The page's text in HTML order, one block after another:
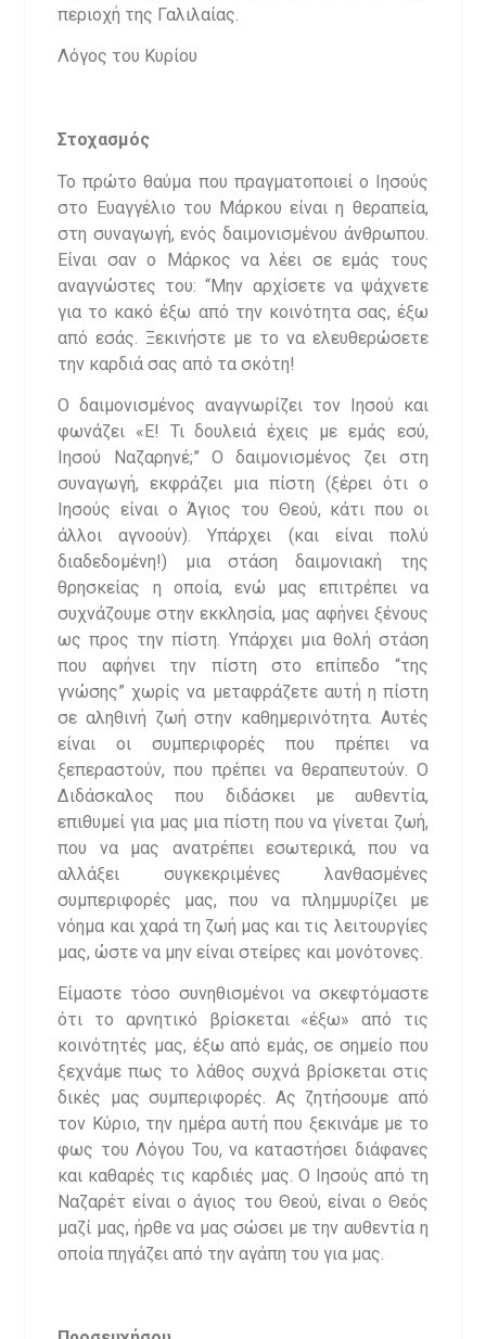
περιοχή της Γαλιλαίας.
Λόγος του Κυρίου
Στοχασμός
Το πρώτο θαύμα που πραγματοποιεί ο Ιησούς
στο Ευαγγέλιο του Μάρκου είναι η θεραπεία,
στη συναγωγή, ενός δαιμονισμένου άνθρωπου.
Είναι σαν ο Μάρκος να λέει σε εμάς τους
αναγνώστες του: “Μην αρχίσετε να ψάχνετε
για το κακό έξω από την κοινότητα σας, έξω
από εσάς. Ξεκινήστε με το να ελευθερώσετε
την καρδιά σας από τα σκότη!
Ο δαιμονισμένος αναγνωρίζει τον Ιησού και
φωνάζει «Ε! Τι δουλειά έχεις με εμάς εσύ,
Ιησού Ναζαρηνέ;” Ο δαιμονισμένος ζει στη
συναγωγή, εκφράζει μια πίστη (ξέρει ότι ο
Ιησούς είναι ο Άγιος του Θεού, κάτι που οι
άλλοι αγνοούν). Υπάρχει (και είναι πολύ
διαδεδομένη!) μια στάση δαιμονιακή της
θρησκείας η οποία, ενώ μας επιτρέπει να
συχνάζουμε στην εκκλησία, μας αφήνει ξένους
ως προς την πίστη. Υπάρχει μια θολή στάση
που αφήνει την πίστη στο επίπεδο “της
γνώσης” χωρίς να μεταφράζετε αυτή η πίστη
σε αληθινή ζωή στην καθημερινότητα. Αυτές
είναι οι συμπεριφορές που πρέπει να
ξεπεραστούν, που πρέπει να θεραπευτούν. Ο
Διδάσκαλος που διδάσκει με αυθεντία,
επιθυμεί για μας μια πίστη που να γίνεται ζωή,
που να μας ανατρέπει εσωτερικά, που να
αλλάξει συγκεκριμένες λανθασμένες
συμπεριφορές μας, που να πλημμυρίζει με
νόημα και χαρά τη ζωή μας και τις λειτουργίες
μας, ώστε να μην είναι στείρες και μονότονες.
Είμαστε τόσο συνηθισμένοι να σκεφτόμαστε
ότι το αρνητικό βρίσκεται «έξω» από τις
κοινότητές μας, έξω από εμάς, σε σημείο που
ξεχνάμε πως το λάθος συχνά βρίσκεται στις
δικές μας συμπεριφορές. Ας ζητήσουμε από
τον Κύριο, την ημέρα αυτή που ξεκινάμε με το
φως του Λόγου Του, να καταστήσει διάφανες
και καθαρές τις καρδιές μας. Ο Ιησούς από τη
Ναζαρέτ είναι ο άγιος του Θεού, είναι ο Θεός
μαζί μας, ήρθε να μας σώσει με την αυθεντία η
οποία πηγάζει από την αγάπη του για μας.